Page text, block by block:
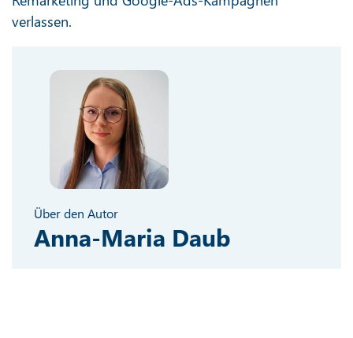
verlassen.
Über den Autor
Anna-Maria Daub